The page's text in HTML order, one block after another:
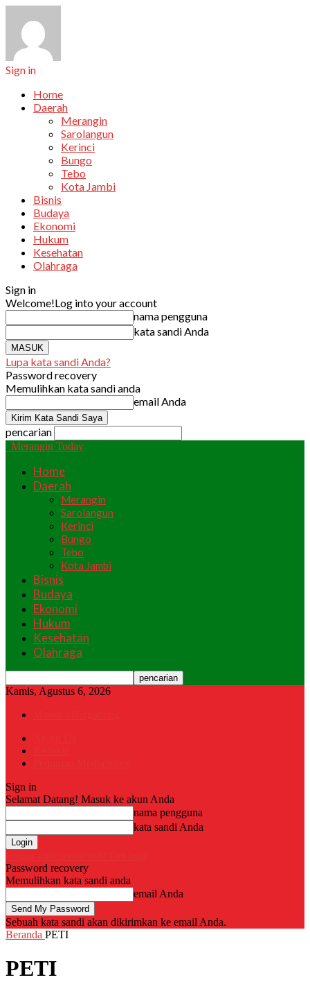
Sign in
Home
Daerah
Merangin
Sarolangun
Kerinci
Bungo
Tebo
Kota Jambi
Bisnis
Budaya
Ekonomi
Hukum
Kesehatan
Olahraga
Sign in
Welcome!Log into your account
nama pengguna
kata sandi Anda
Lupa kata sandi Anda?
Password recovery
Memulihkan kata sandi anda
email Anda
pencarian
Merangin Today
Home
Daerah
Merangin
Sarolangun
Kerinci
Bungo
Tebo
Kota Jambi
Bisnis
Budaya
Ekonomi
Hukum
Kesehatan
Olahraga
Kamis, Agustus 6, 2026
Sign in
Selamat Datang! Masuk ke akun Anda
nama pengguna
kata sandi Anda
Password recovery
Memulihkan kata sandi anda
email Anda
Sebuah kata sandi akan dikirimkan ke email Anda.
Beranda PETI
PETI